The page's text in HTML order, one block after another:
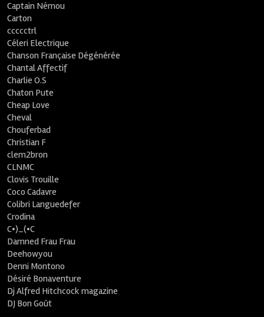
Captain Némou
Carton
ccccctrl
Céleri Electrique
Chanson Française Dégénérée
Chantal Affectif
Charlie O.S
Chaton Pute
Cheap Love
Cheval
Chouferbad
Christian F
clem2bron
CLNMC
Clovis Trouille
Coco Cadavre
Colibri Languedefer
Crodina
C•)_(•C
Damned Frau Frau
Deehowyou
Denni Montono
Désiré Bonaventure
Dj Alfred Hitchcock magazine
DJ Bon Goût